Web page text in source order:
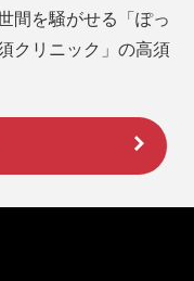
間を騒がせる「ぽっ
クリニック」の高須